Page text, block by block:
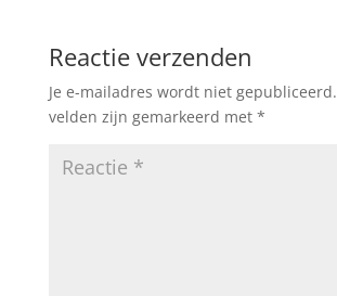
Reactie verzenden
Je e-mailadres wordt niet gepubliceerd.
velden zijn gemarkeerd met *